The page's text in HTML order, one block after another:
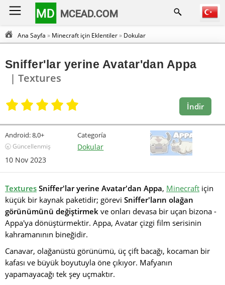
MD MCEAD.COM
Ana Sayfa » Minecraft için Eklentiler» Dokular
Sniffer'lar yerine Avatar'dan Appa
| Textures
İndir
Android:8,0+
🕣 Güncellenmiş
10 Nov 2023
Categoría
Dokular
Textures Sniffer'lar yerine Avatar'dan Appa, Minecraft için
küçük bir kaynak paketidir; görevi Sniffer'ların olağan
görünümünü değiştirmek ve onları devasa bir uçan bizona -
Appa'ya dönüştürmektir. Appa, Avatar çizgi film serisinin
kahramanının bineğidir.
Canavar, olağanüstü görünümü, üç çift bacağı, kocaman bir
kafası ve büyük boyutuyla öne çıkıyor. Mafyanın
yapamayacağı tek şey uçmaktır.